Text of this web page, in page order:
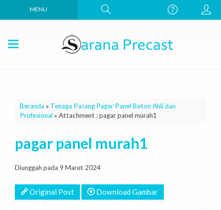
MENU
Beranda » Tenaga Pasang Pagar Panel Beton Ahli dan
Profesional » Attachment : pagar panel murah1
pagar panel murah1
Diunggah pada 9 Maret 2024
Original Post Download Gambar